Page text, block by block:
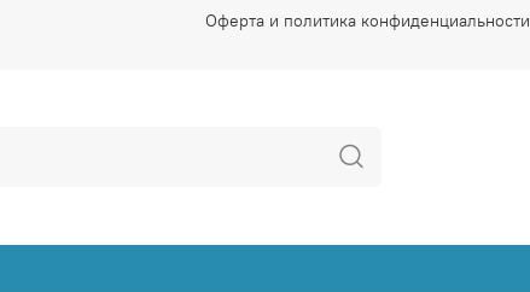
Оферта и политика конфиденциальности